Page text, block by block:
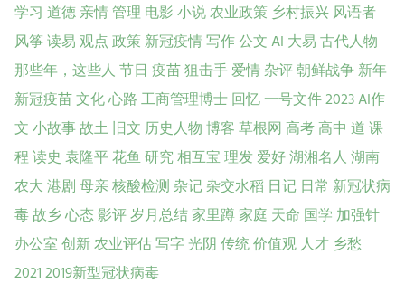
学习 道德亲情管理电影小说农业政策乡村振兴风语者
风筝读易观点政策新冠疫情写作公文AI 大易古代人物
那些年，这些人节日 疫苗狙击手爱情杂评朝鲜战争新年
新冠疫苗文化心路工商管理博士回忆一号文件2023AI作
文小故事故土旧文 历史人物博客草根网高考高中 道课
程读史袁隆平花鱼研究相互宝理发爱好湖湘名人湖南
农大港剧母亲核酸检测杂记杂交水稻 日记 日常 新冠状病
毒故乡心态影评岁月总结家里蹲家庭 天命 国学 加强针
办公室创新农业评估写字光阴传统价值观人才乡愁
20212019新型冠状病毒